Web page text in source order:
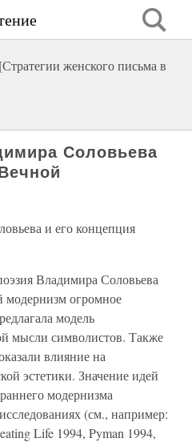
женского письма в
Соловьева
и его концепция
Владимира Соловьева
модернизм огромное
модель
мысли символистов. Также
влияние на
эстетики. Значение идей
модернизма
(см., например:
Life 1994, Pyman 1994,